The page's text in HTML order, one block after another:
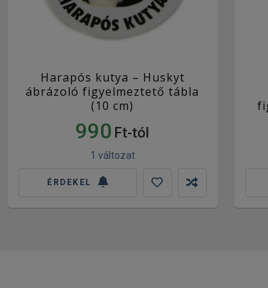
Harapós kutya – Huskyt
ábrázoló figyelmeztető tábla
(10 cm)
990 Ft-tól
1 változat
ÉRDEKEL